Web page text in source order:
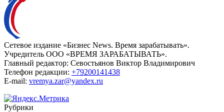
Сетевое издание «Бизнес News. Время зарабатывать».
Учредитель ООО «ВРЕМЯ ЗАРАБАТЫВАТЬ».
Главный редактор: Севостьянов Виктор Владимирович
Телефон редакции: +79200141438
E-mail: vremya.zar@yandex.ru
Рубрики